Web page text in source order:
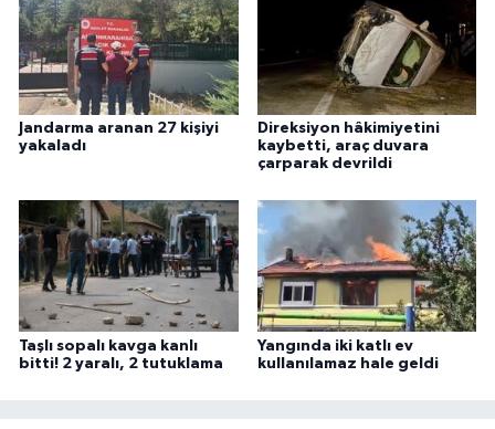
Jandarma aranan 27 kişiyi
yakaladı
Direksiyon hâkimiyetini
kaybetti, araç duvara
çarparak devrildi
Taşlı sopalı kavga kanlı
bitti! 2 yaralı, 2 tutuklama
Yangında iki katlı ev
kullanılamaz hale geldi